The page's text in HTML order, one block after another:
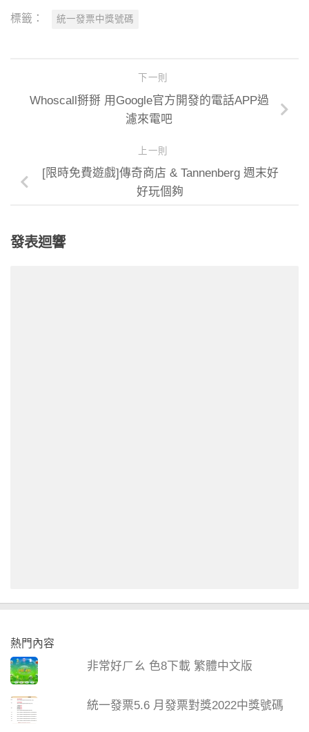
標籤： 統一發票中獎號碼
下一則
Whoscall掰掰 用Google官方開發的電話APP過
濾來電吧
上一則
[限時免費遊戲]傳奇商店 & Tannenberg 週末好
好玩個夠
發表迴響
熱門內容
非常好ㄏㄠ 色8下載 繁體中文版
統一發票5.6 月發票對獎2022中獎號碼